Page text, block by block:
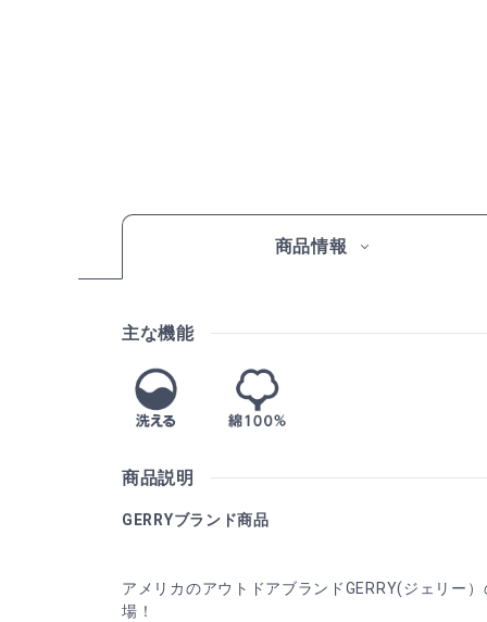
商品情報
主な機能
商品説明
GERRYブランド商品
アメリカのアウトドアブランドGERRY(ジェリー
場！